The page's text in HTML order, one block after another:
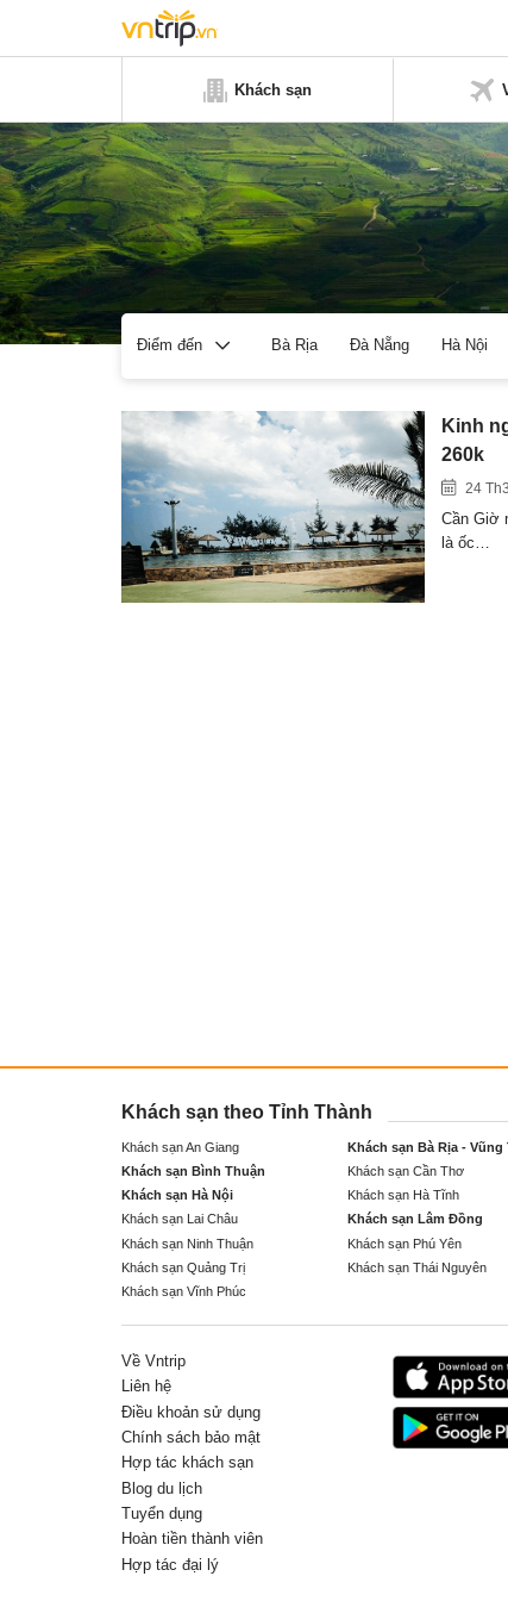
Khách sạn
Điểm đến Bà Rịa Đà Nẵng Hà Nội
Kinh
260k
24
Cần Giờ
là ốc…
Khách sạn theo Tỉnh Thành
Khách sạn An Giang Khách sạn Bà Rịa - Vũng
Khách sạn Bình Thuận
Khách sạn Cần Thơ
Khách sạn Hà Nội
Khách sạn Hà Tĩnh
Khách sạn Lai Châu
Khách sạn Lâm Đồng
Khách sạn Ninh Thuận
Khách sạn Phú Yên
Khách sạn Quảng Trị
Khách sạn Thái Nguyên
Khách sạn Vĩnh Phúc
Về Vntrip
Liên hệ
Điều khoản sử dụng
Chính sách bảo mật
Hợp tác khách sạn
Blog du lịch
Tuyển dụng
Hoàn tiền thành viên
Hợp tác đại lý